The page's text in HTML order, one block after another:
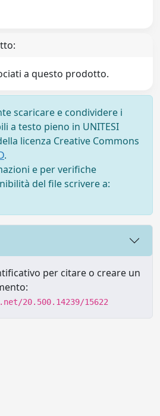
a questo prodotto.
scaricare e condividere i
a testo pieno in UNITESI
licenza Creative Commons
.
e per verifiche
del file scrivere a:
per citare o creare un
20.500.14239/15622